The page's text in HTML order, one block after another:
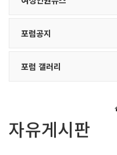
포럼공지
포럼 갤러리
자유게시판